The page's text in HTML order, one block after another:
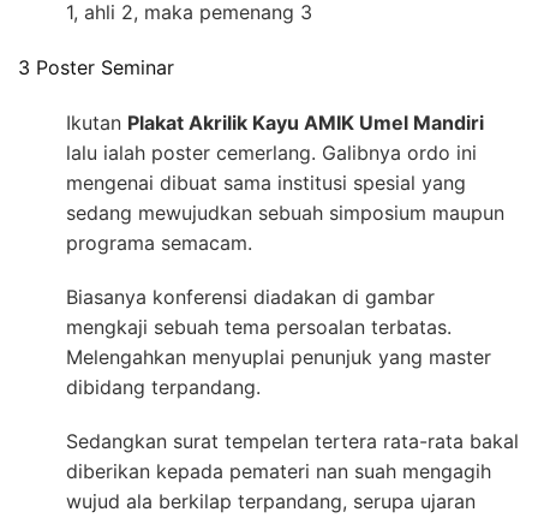
1, ahli 2, maka pemenang 3
3 Poster Seminar
Ikutan Plakat Akrilik Kayu AMIK Umel Mandiri
lalu ialah poster cemerlang. Galibnya ordo ini
mengenai dibuat sama institusi spesial yang
sedang mewujudkan sebuah simposium maupun
programa semacam.
Biasanya konferensi diadakan di gambar
mengkaji sebuah tema persoalan terbatas.
Melengahkan menyuplai penunjuk yang master
dibidang terpandang.
Sedangkan surat tempelan tertera rata-rata bakal
diberikan kepada pemateri nan suah mengagih
wujud ala berkilap terpandang, serupa ujaran